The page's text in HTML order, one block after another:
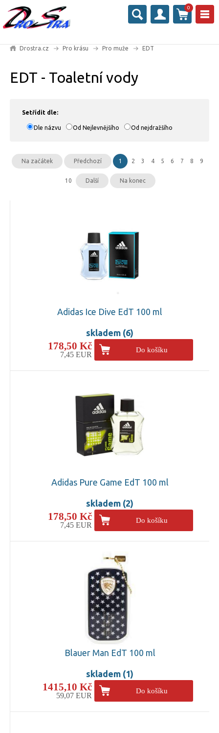
0
Drostra.cz Pro krásu Pro muže EDT
EDT - Toaletní vody
Setřídit dle:
Dle názvu Od Nejlevnějšího Od nejdražšího
Na začátek Předchozí 1 2 3 4 5 6 7 8 9
10 Další Na konec
Adidas Ice Dive EdT 100 ml
skladem (6)
178,50 Kč
7,45 EUR
Do košíku
Adidas Pure Game EdT 100 ml
skladem (2)
178,50 Kč
7,45 EUR
Do košíku
Blauer Man EdT 100 ml
skladem (1)
1415,10 Kč
59,07 EUR
Do košíku